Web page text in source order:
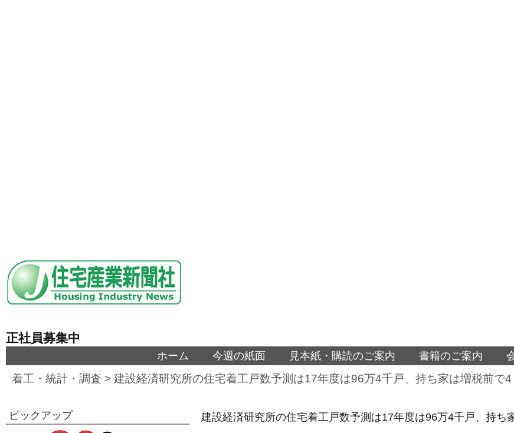
正社員募集中
ホーム 今週の紙面 見本紙・購読のご案内 書籍のご案内
着工・統計・調査 > 建設経済研究所の住宅着工戸数予測は17年度は96万4千戸、持ち家は増税前で
建設経済研究所の住宅着工戸数予測は17年度は96万4千戸、持ち
ピックアップ